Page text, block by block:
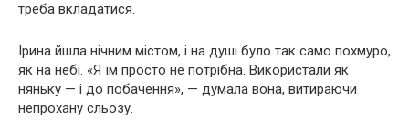
треба вкладатися.
Ірина йшла нічним містом, і на душі було так само похмуро,
як на небі. «Я їм просто не потрібна. Використали як
няньку — і до побачення», — думала вона, витираючи
непрохану сльозу.